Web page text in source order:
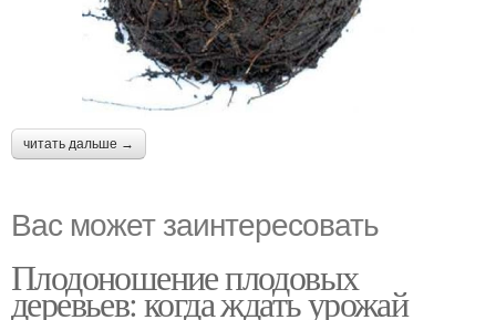
читать дальше →
Вас может заинтересовать
Плодоношение плодовых
деревьев: когда ждать урожай